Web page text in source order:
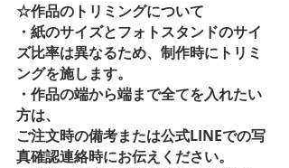
☆作品のトリミングについて
・紙のサイズとフォトスタンドのサイ
ズ比率は異なるため、制作時にトリミ
ングを施します。
・作品の端から端まで全てを入れたい
方は、
ご注文時の備考または公式LINEでの写
真確認連絡時にお伝えください。